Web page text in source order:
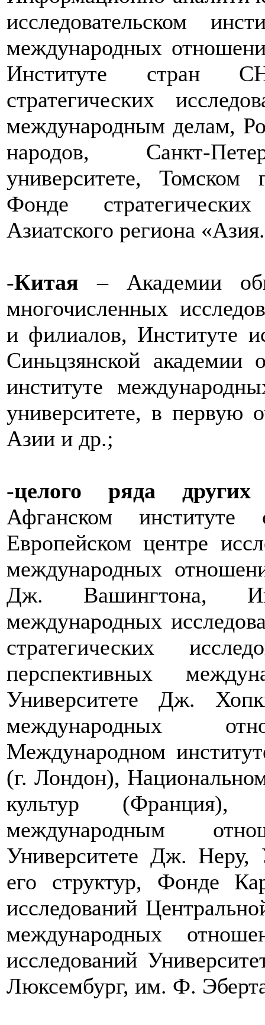
исследовательском
международных
Институте стран
стратегических
международным делам,
народов, Санкт-
университете, Томском
Фонде
Азиатского региона
-Китая – Академии
многочисленных
и филиалов, Институте
Синьцзянской академии
институте
университете, в первую
Азии и др.;
-целого ряда других
Афганском институте
Европейском центре
международных
Дж. Вашингтона,
международных
стратегических
перспективных
Университете Дж.
международных
Международном
(г. Лондон),
культур
международным
Университете Дж. Неру,
его структур, Фонде
исследований
международных
исследований
Люксембург, им. Ф.